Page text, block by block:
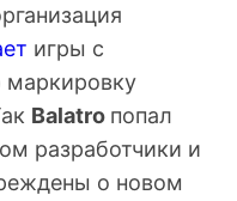
игры с
маркировку
Balatro попал
разработчики и
о новом